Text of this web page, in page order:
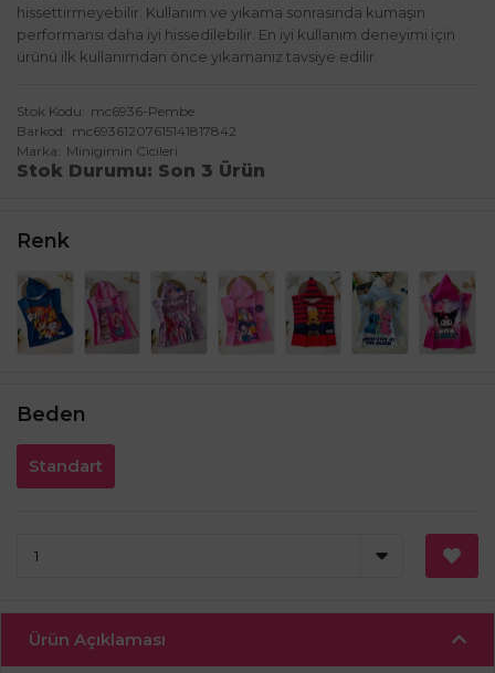
hissettirmeyebilir. Kullanım ve yıkama sonrasında kumaşın
performansı daha iyi hissedilebilir. En iyi kullanım deneyimi için
ürünü ilk kullanımdan önce yıkamanız tavsiye edilir.
Stok Kodu
mc6936-Pembe
Barkod
mc69361207615141817842
Marka
Minigimin Cicileri
Stok Durumu Son 3 Ürün
Renk
Beden
Standart
Ürün Açıklaması